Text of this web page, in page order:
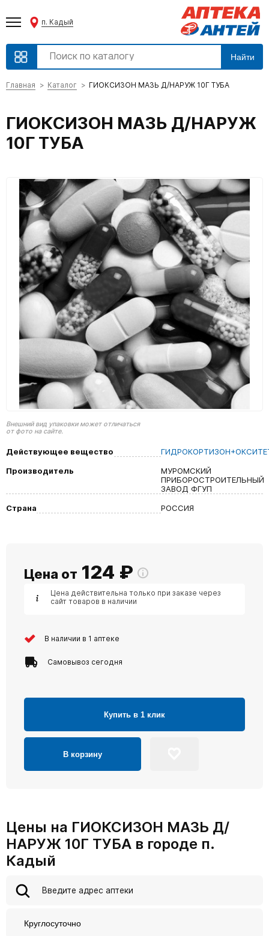
п. Кадый
Найти
Главная Каталог ГИОКСИЗОН МАЗЬ Д/НАРУЖ 10Г ТУБА
ГИОКСИЗОН МАЗЬ Д/НАРУЖ
10Г ТУБА
Внешний вид упаковки может отличаться
от фото на сайте.
Действующее вещество
Производитель
МУРОМСКИЙ
ПРИБОРОСТРОИТЕЛЬНЫЙ
ЗАВОД ФГУП
Страна
РОССИЯ
Цена от 124 ₽
Цена действительна только при заказе через
сайт товаров в наличии
В наличии в 1 аптеке
Самовывоз сегодня
Купить в 1 клик
В корзину
Цены на ГИОКСИЗОН МАЗЬ Д/
НАРУЖ 10Г ТУБА в городе п.
Кадый
Круглосуточно